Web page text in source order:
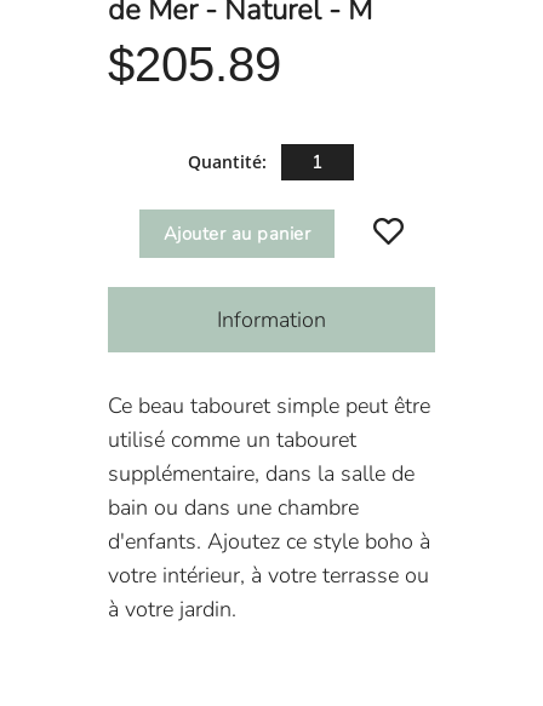
de Mer - Naturel - M
$205.89
Quantité:
Ajouter au panier
Information
Ce beau tabouret simple peut être
utilisé comme un tabouret
supplémentaire, dans la salle de
bain ou dans une chambre
d'enfants. Ajoutez ce style boho à
votre intérieur, à votre terrasse ou
à votre jardin.